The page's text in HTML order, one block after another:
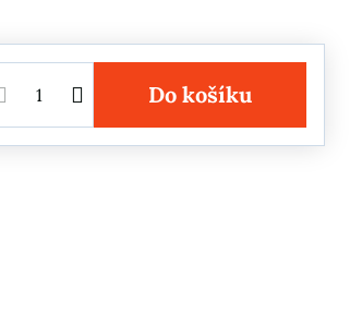
Do košíku